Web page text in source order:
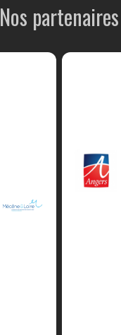
Nos partenaires